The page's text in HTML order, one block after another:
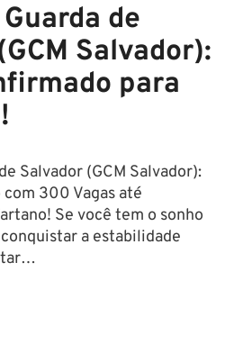
de
Salvador):
para
Salvador (GCM Salvador):
300 Vagas até
Se você tem o sonho
a estabilidade